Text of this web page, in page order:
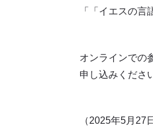
「「イエスの言
オンラインでの
申し込みくださ
（2025年5月27